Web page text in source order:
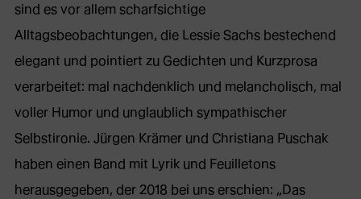
sind es vor allem scharfsichtige
Alltagsbeobachtungen, die Lessie Sachs bestechend
elegant und pointiert zu Gedichten und Kurzprosa
verarbeitet: mal nachdenklich und melancholisch, mal
voller Humor und unglaublich sympathischer
Selbstironie. Jürgen Krämer und Christiana Puschak
haben einen Band mit Lyrik und Feuilletons
herausgegeben, der 2018 bei uns erschien: „Das